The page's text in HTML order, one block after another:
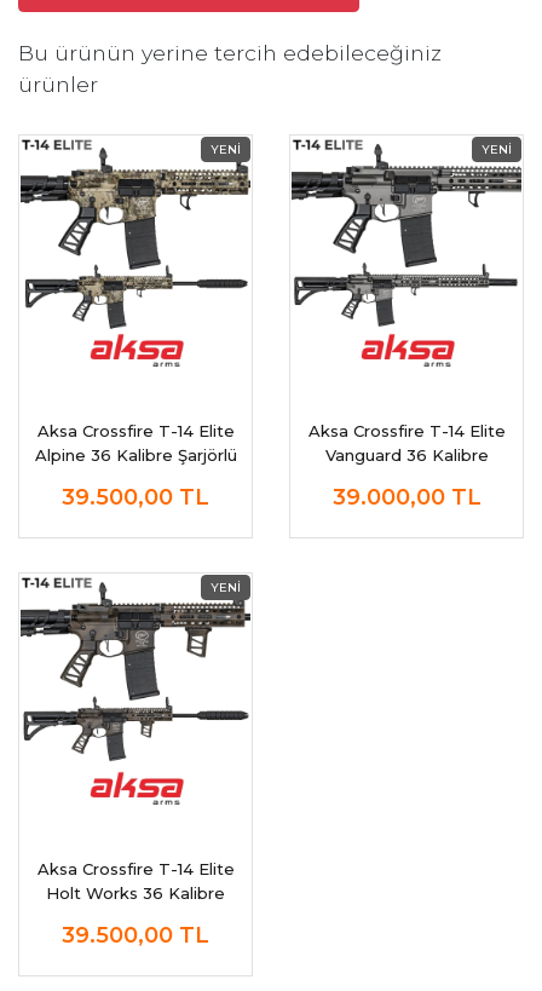
Bu ürünün yerine tercih edebileceğiniz
ürünler
Aksa Crossfire T-14 Elite
Alpine 36 Kalibre Şarjörlü
39.500,00 TL
Aksa Crossfire T-14 Elite
Vanguard 36 Kalibre
39.000,00 TL
Aksa Crossfire T-14 Elite
Holt Works 36 Kalibre
39.500,00 TL